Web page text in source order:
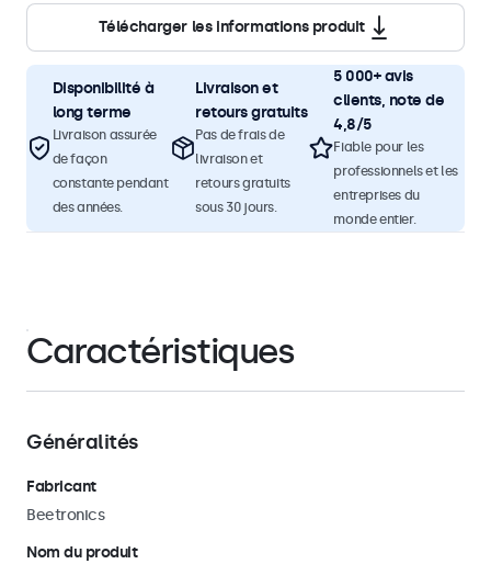
Télécharger les informations produit
Disponibilité à
long terme
Livraison assurée
de façon
constante pendant
des années.
Livraison et
retours gratuits
Pas de frais de
livraison et
retours gratuits
sous 30 jours.
5 000+ avis
clients, note de
4,8/5
Fiable pour les
professionnels et les
entreprises du
monde entier.
Caractéristiques
Généralités
Fabricant
Beetronics
Nom du produit